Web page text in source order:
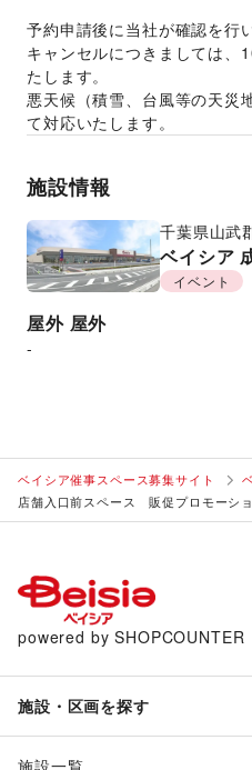
予約申請後に当社が確認を行
キャンセルにつきましては、
たします。
悪天候（積雪、台風等の天災
て対応いたします。
施設情報
千葉県山武
ベイシア
イベント
屋外 屋外
-
ベイシア催事スペース募集サイト
店舗入口前スペース 販促プロモーシ
powered by SHOPCOUNTER
施設・区画を探す
施設一覧